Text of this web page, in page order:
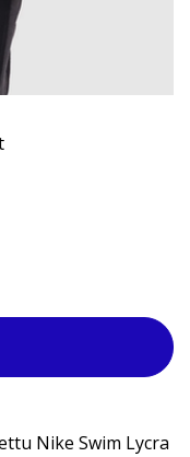
Nike Swim Lycra